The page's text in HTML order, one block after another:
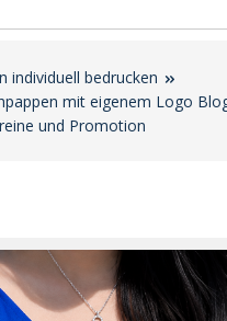
individuell bedrucken
mit eigenem Logo
und Promotion